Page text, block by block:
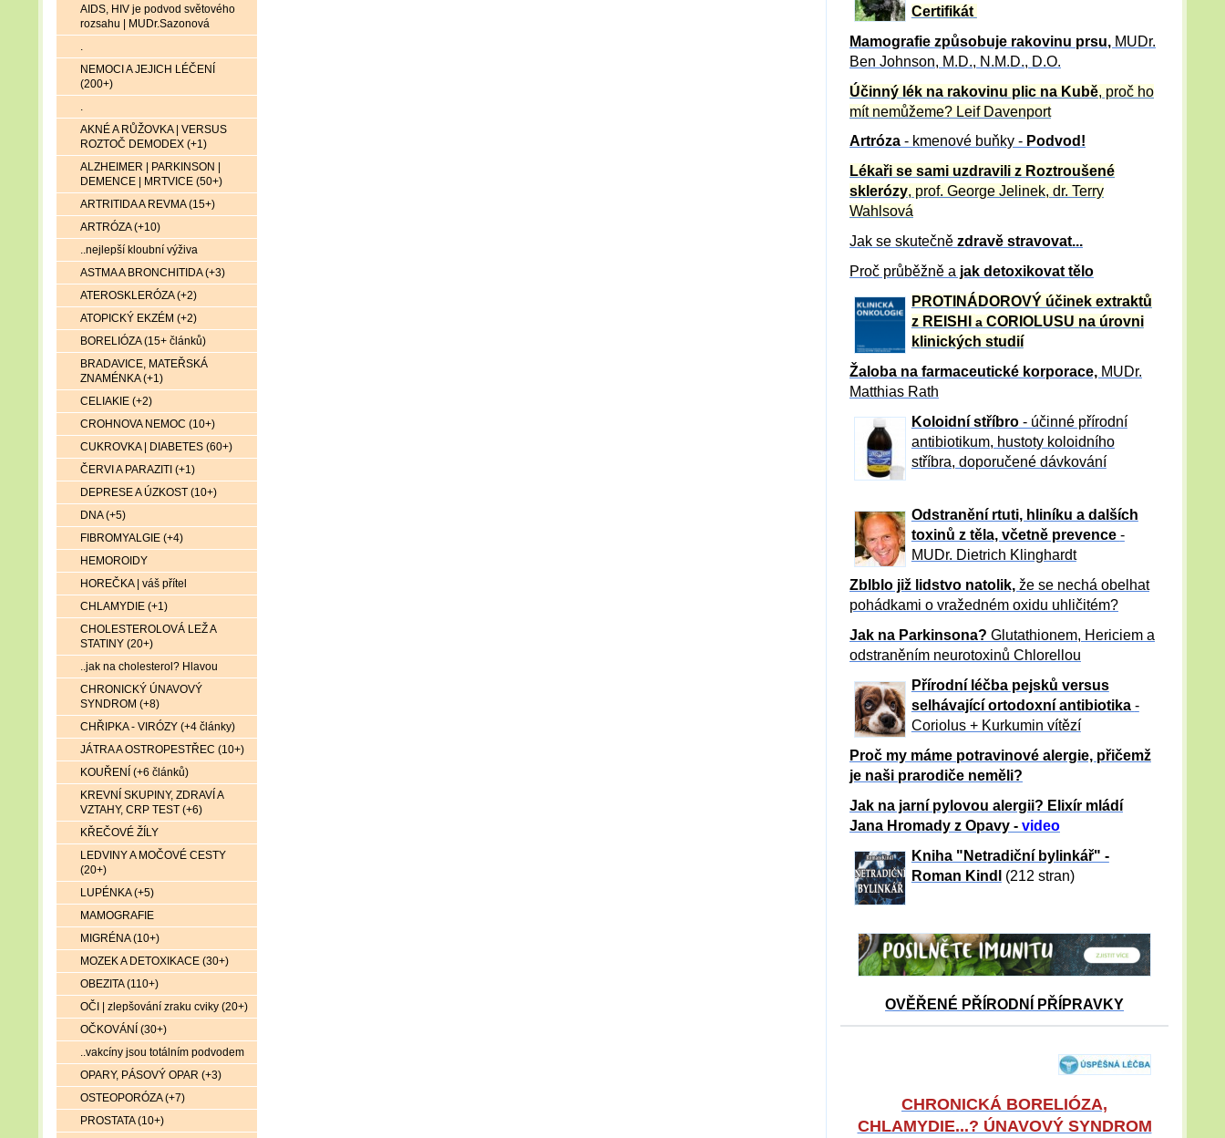
Certifikát
Mamografie způsobuje rakovinu prsu, MUDr.
Ben Johnson, M.D., N.M.D., D.O.
Účinný lék na rakovinu plic na Kubě, proč ho
mít nemůžeme? Leif Davenport
Artróza - kmenové buňky - Podvod!
Lékaři se sami uzdravili z Roztroušené
sklerózy, prof. George Jelinek, dr. Terry
Wahlsová
Jak se skutečně zdravě stravovat...
Proč průběžně a jak detoxikovat tělo
PROTINÁDOROVÝ účinek extraktů
z REISHI a CORIOLUSU na úrovni
klinických studií
Žaloba na farmaceutické korporace, MUDr.
Matthias Rath
Koloidní stříbro- účinné přírodní
antibiotikum, hustoty koloidního
stříbra, doporučené dávkování
Odstranění rtuti, hliníku a dalších
toxinů z těla, včetně prevence -
MUDr. Dietrich Klinghardt
Zblblo již lidstvo natolik, že se nechá obelhat
pohádkami o vražedném oxidu uhličitém?
Jak na Parkinsona? Glutathionem, Hericiem a
odstraněním neurotoxinů Chlorellou
Přírodní léčba pejsků versus
selhávající ortodoxní antibiotika -
Coriolus + Kurkumin vítězí
Proč my máme potravinové alergie, přičemž
je naši prarodiče neměli?
Jak na jarní pylovou alergii? Elixír mládí
Jana Hromady z Opavy - video
Kniha "Netradiční bylinkář" -
Roman Kindl
(212 stran)
OVĚŘENÉ PŘÍRODNÍ PŘÍPRAVKY
CHRONICKÁ BORELIÓZA,
CHLAMYDIE...? ÚNAVOVÝ SYNDROM
AIDS, HIV je podvod světového
rozsahu | MUDr.Sazonová
.
NEMOCI A JEJICH LÉČENÍ
(200+)
.
AKNÉ A RŮŽOVKA | VERSUS
ROZTOČ DEMODEX (+1)
ALZHEIMER | PARKINSON |
DEMENCE | MRTVICE (50+)
ARTRITIDA A REVMA (15+)
ARTRÓZA (+10)
..nejlepší kloubní výživa
ASTMA A BRONCHITIDA (+3)
ATEROSKLERÓZA (+2)
ATOPICKÝ EKZÉM (+2)
BORELIÓZA (15+ článků)
BRADAVICE, MATEŘSKÁ
ZNAMÉNKA (+1)
CELIAKIE (+2)
CROHNOVA NEMOC (10+)
CUKROVKA | DIABETES (60+)
ČERVI A PARAZITI (+1)
DEPRESE A ÚZKOST (10+)
DNA (+5)
FIBROMYALGIE (+4)
HEMOROIDY
HOREČKA | váš přítel
CHLAMYDIE (+1)
CHOLESTEROLOVÁ LEŽ A
STATINY (20+)
..jak na cholesterol? Hlavou
CHRONICKÝ ÚNAVOVÝ
SYNDROM (+8)
CHŘIPKA - VIRÓZY (+4 články)
JÁTRA A OSTROPESTŘEC (10+)
KOUŘENÍ (+6 článků)
KREVNÍ SKUPINY, ZDRAVÍ A
VZTAHY, CRP TEST (+6)
KŘEČOVÉ ŽÍLY
LEDVINY A MOČOVÉ CESTY
(20+)
LUPÉNKA (+5)
MAMOGRAFIE
MIGRÉNA (10+)
MOZEK A DETOXIKACE (30+)
OBEZITA (110+)
OČI | zlepšování zraku cviky (20+)
OČKOVÁNÍ (30+)
..vakcíny jsou totálním podvodem
OPARY, PÁSOVÝ OPAR (+3)
OSTEOPORÓZA (+7)
PROSTATA (10+)